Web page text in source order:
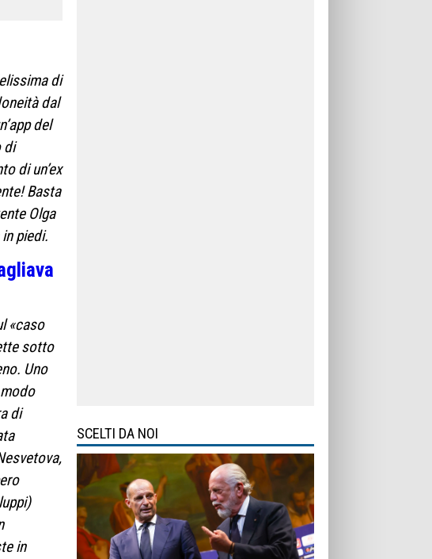
di
dal
del
di
di un’ex
Basta
Olga
piedi.
«caso
sotto
Uno
di
in
SCELTI DA NOI